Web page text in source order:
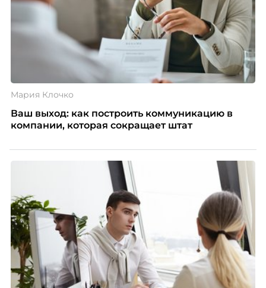
Мария Клочко
Ваш выход: как построить коммуникацию в
компании, которая сокращает штат